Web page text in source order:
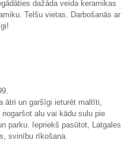
dažāda veida keramikas
Telšu vietas. Darbošanās ar
ātri un garšīgi ieturēt maltīti,
alu vai kādu sulu pie
parku. Iepriekš pasūtot, Latgales
svinību rīkošana.